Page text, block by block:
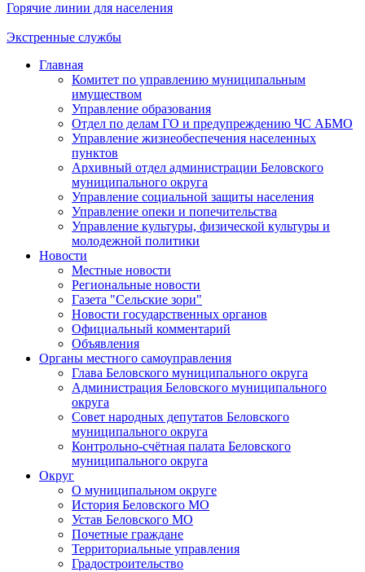
Горячие линии для населения
Экстренные службы
Главная
Комитет по управлению муниципальным
имуществом
Управление образования
Отдел по делам ГО и предупреждению ЧС АБМО
Управление жизнеобеспечения населенных
пунктов
Архивный отдел администрации Беловского
муниципального округа
Управление социальной защиты населения
Управление опеки и попечительства
Управление культуры, физической культуры и
молодежной политики
Новости
Местные новости
Региональные новости
Газета "Сельские зори"
Новости государственных органов
Официальный комментарий
Объявления
Органы местного самоуправления
Глава Беловского муниципального округа
Администрация Беловского муниципального
округа
Совет народных депутатов Беловского
муниципального округа
Контрольно-счётная палата Беловского
муниципального округа
Округ
О муниципальном округе
История Беловского МО
Устав Беловского МО
Почетные граждане
Территориальные управления
Градостроительство